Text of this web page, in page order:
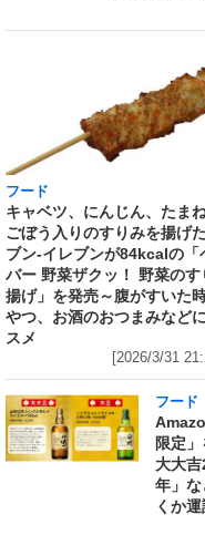
フード
キャベツ、にんじん、たまね
ごぼう入りのすりみを揚げ
ブン‐イレブンが84kcalの「
バー 野菜ザクッ！ 野菜のす
揚げ」を発売～腹がすいた
やつ、お酒のおつまみなど
スメ
[2026/3/31
フード
限定
大大
年」
くか